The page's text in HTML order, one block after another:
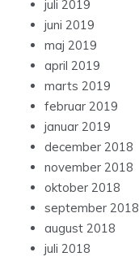
juli 2019
juni 2019
maj 2019
april 2019
marts 2019
februar 2019
januar 2019
december 2018
november 2018
oktober 2018
september 2018
august 2018
juli 2018